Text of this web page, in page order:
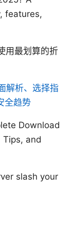
features,
用最划算的折
解析、选择指
全趋势
Download
and
slash your